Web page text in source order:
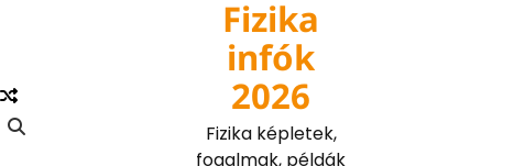
Fizika
infók
2026
Fizika képletek,
fogalmak, példák